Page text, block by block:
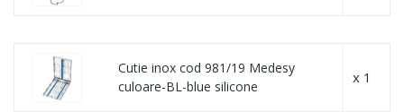
Cutie inox cod 981/19 Medesy
culoare-BL-blue silicone
x 1